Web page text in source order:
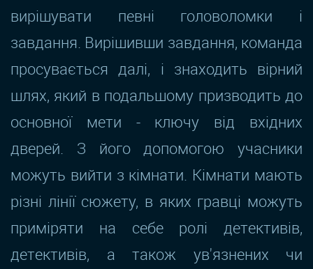
вирішувати певні головоломки і
завдання. Вирішивши завдання, команда
просувається далі, і знаходить вірний
шлях, який в подальшому призводить до
основної мети - ключу від вхідних
дверей. З його допомогою учасники
можуть вийти з кімнати. Кімнати мають
різні лінії сюжету, в яких гравці можуть
приміряти на себе ролі детективів,
детективів, а також ув'язнених чи